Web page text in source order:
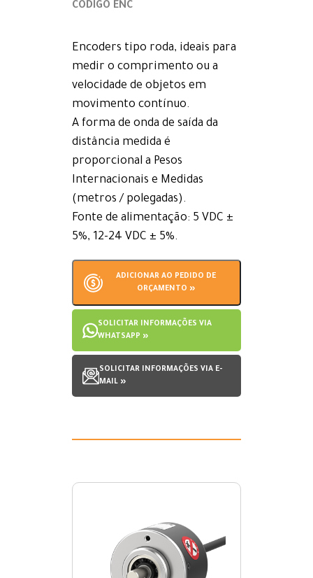
CÓDIGO ENC
Encoders tipo roda, ideais para
medir o comprimento ou a
velocidade de objetos em
movimento contínuo.
A forma de onda de saída da
distância medida é
proporcional a Pesos
Internacionais e Medidas
(metros / polegadas).
Fonte de alimentação: 5 VDC ±
5%, 12-24 VDC ± 5%.
ADICIONAR AO PEDIDO DE
ORÇAMENTO »
SOLICITAR INFORMAÇÕES VIA
WHATSAPP »
SOLICITAR INFORMAÇÕES VIA E-
MAIL »